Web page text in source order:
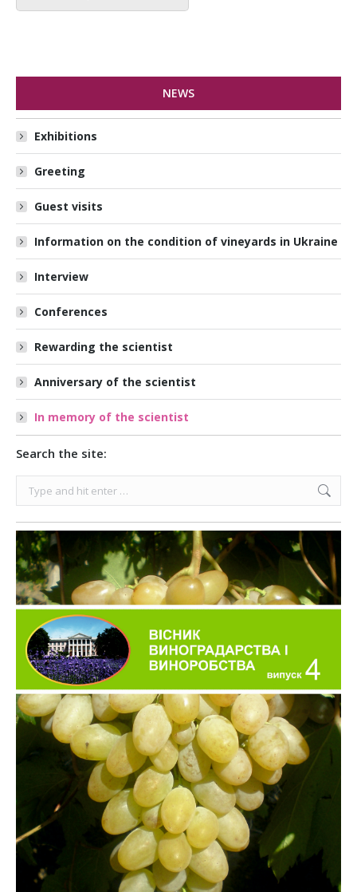
NEWS
Exhibitions
Greeting
Guest visits
Information on the condition of vineyards in Ukraine
Interview
Conferences
Rewarding the scientist
Anniversary of the scientist
In memory of the scientist
Search the site: